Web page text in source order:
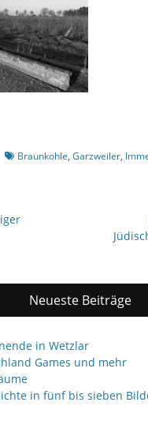
Schlagworte
Braunkohle, Garzweiler,
Nächster
Neueste Beiträge
in Wetzlar
Games und mehr
in fünf bis sieben